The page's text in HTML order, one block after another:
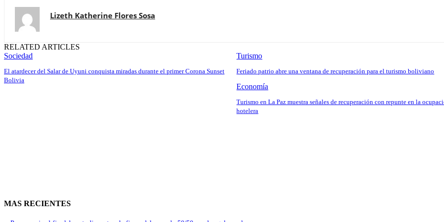
Lizeth Katherine Flores Sosa
RELATED ARTICLES
Sociedad
El atardecer del Salar de Uyuni conquista miradas durante el primer Corona Sunset
Bolivia
Turismo
Feriado patrio abre una ventana de recuperación para el turismo boliviano
Economía
Turismo en La Paz muestra señales de recuperación con repunte en la
hotelera
MAS RECIENTES